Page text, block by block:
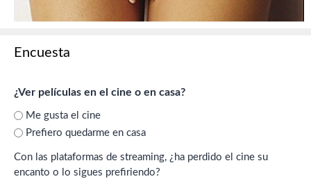
Encuesta
¿Ver películas en el cine o en casa?
Me gusta el cine
Prefiero quedarme en casa
Con las plataformas de streaming, ¿ha perdido el cine su
encanto o lo sigues prefiriendo?